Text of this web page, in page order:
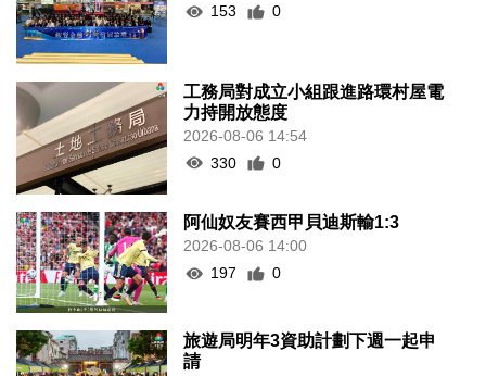
153
0
工務局對成立小組跟進路環村屋電
力持開放態度
2026-08-06 14:54
330
0
阿仙奴友賽西甲貝迪斯輸1:3
2026-08-06 14:00
197
0
旅遊局明年3資助計劃下週一起申
請